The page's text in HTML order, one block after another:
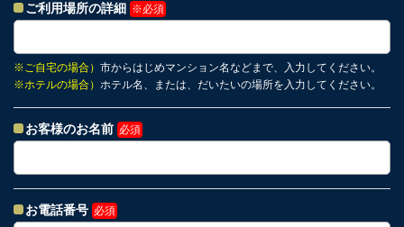
ご利用場所の詳細 ※必須
※ご自宅の場合） 市からはじめマンション名などまで、入力してください。
※ホテルの場合） ホテル名、または、だいたいの場所を入力してください。
お客様のお名前 必須
お電話番号 必須